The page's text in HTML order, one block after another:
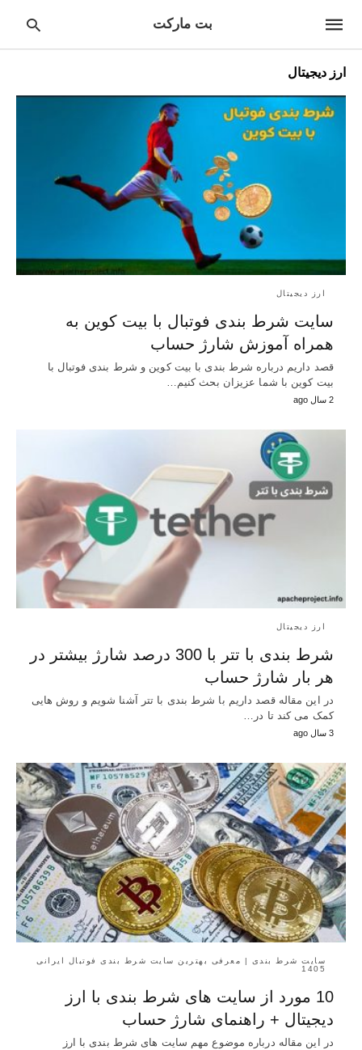
بت مارکت
ارز دیجیتال
ارز دیجیتال
سایت شرط بندی فوتبال با بیت کوین به
همراه آموزش شارژ حساب
قصد داریم درباره شرط بندی با بیت کوین و شرط بندی فوتبال با
بیت کوین با شما عزیزان بحث کنیم…
2 سال ago
ارز دیجیتال
شرط بندی با تتر با 300 درصد شارژ بیشتر در
هر بار شارژ حساب
در این مقاله قصد داریم با شرط بندی با تتر آشنا شویم و روش هایی
کمک می کند تا در…
3 سال ago
سایت شرط بندی | معرفی بهترین سایت شرط بندی فوتبال ایرانی
1405
10 مورد از سایت های شرط بندی با ارز
دیجیتال + راهنمای شارژ حساب
در این مقاله درباره موضوع مهم سایت های شرط بندی با ارز